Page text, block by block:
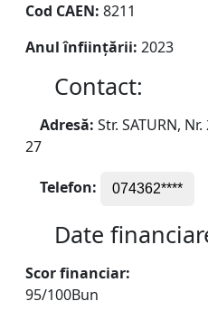
Cod CAEN: 8211
Anul înființării: 2023
Contact:
Adresă: Str. SATURN,
27
Telefon: 074362****
Date
Scor financiar:
95/100Bun